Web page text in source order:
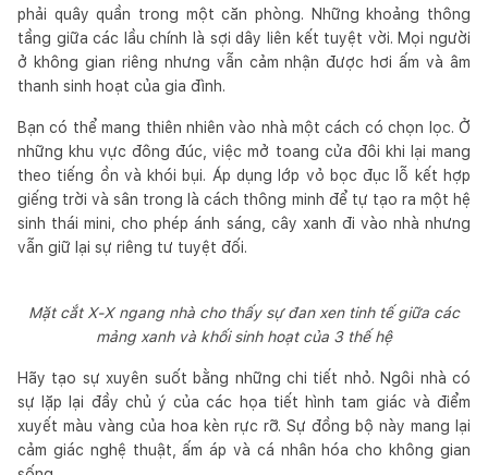
phải quây quần trong một căn phòng. Những khoảng thông
tầng giữa các lầu chính là sợi dây liên kết tuyệt vời. Mọi người
ở không gian riêng nhưng vẫn cảm nhận được hơi ấm và âm
thanh sinh hoạt của gia đình.
Bạn có thể mang thiên nhiên vào nhà một cách có chọn lọc. Ở
những khu vực đông đúc, việc mở toang cửa đôi khi lại mang
theo tiếng ồn và khói bụi. Áp dụng lớp vỏ bọc đục lỗ kết hợp
giếng trời và sân trong là cách thông minh để tự tạo ra một hệ
sinh thái mini, cho phép ánh sáng, cây xanh đi vào nhà nhưng
vẫn giữ lại sự riêng tư tuyệt đối.
Mặt cắt X-X ngang nhà cho thấy sự đan xen tinh tế giữa các
mảng xanh và khối sinh hoạt của 3 thế hệ
Hãy tạo sự xuyên suốt bằng những chi tiết nhỏ. Ngôi nhà có
sự lặp lại đầy chủ ý của các họa tiết hình tam giác và điểm
xuyết màu vàng của hoa kèn rực rỡ. Sự đồng bộ này mang lại
cảm giác nghệ thuật, ấm áp và cá nhân hóa cho không gian